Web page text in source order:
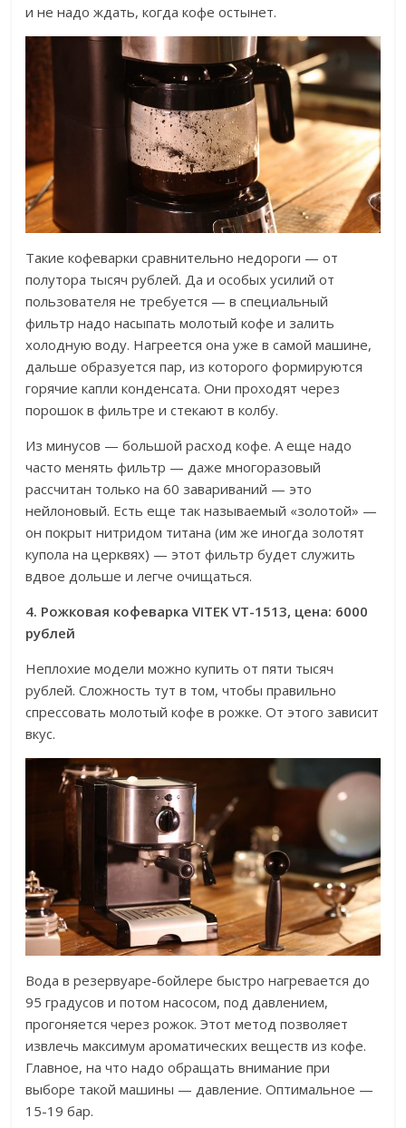
и не надо ждать, когда кофе остынет.
Такие кофеварки сравнительно недороги — от
полутора тысяч рублей. Да и особых усилий от
пользователя не требуется — в специальный
фильтр надо насыпать молотый кофе и залить
холодную воду. Нагреется она уже в самой машине,
дальше образуется пар, из которого формируются
горячие капли конденсата. Они проходят через
порошок в фильтре и стекают в колбу.
Из минусов — большой расход кофе. А еще надо
часто менять фильтр — даже многоразовый
рассчитан только на 60 завариваний — это
нейлоновый. Есть еще так называемый «золотой» —
он покрыт нитридом титана (им же иногда золотят
купола на церквях) — этот фильтр будет служить
вдвое дольше и легче очищаться.
4. Рожковая кофеварка VITEK VT-1513, цена: 6000
рублей
Неплохие модели можно купить от пяти тысяч
рублей. Сложность тут в том, чтобы правильно
спрессовать молотый кофе в рожке. От этого зависит
вкус.
Вода в резервуаре-бойлере быстро нагревается до
95 градусов и потом насосом, под давлением,
прогоняется через рожок. Этот метод позволяет
извлечь максимум ароматических веществ из кофе.
Главное, на что надо обращать внимание при
выборе такой машины — давление. Оптимальное —
15-19 бар.